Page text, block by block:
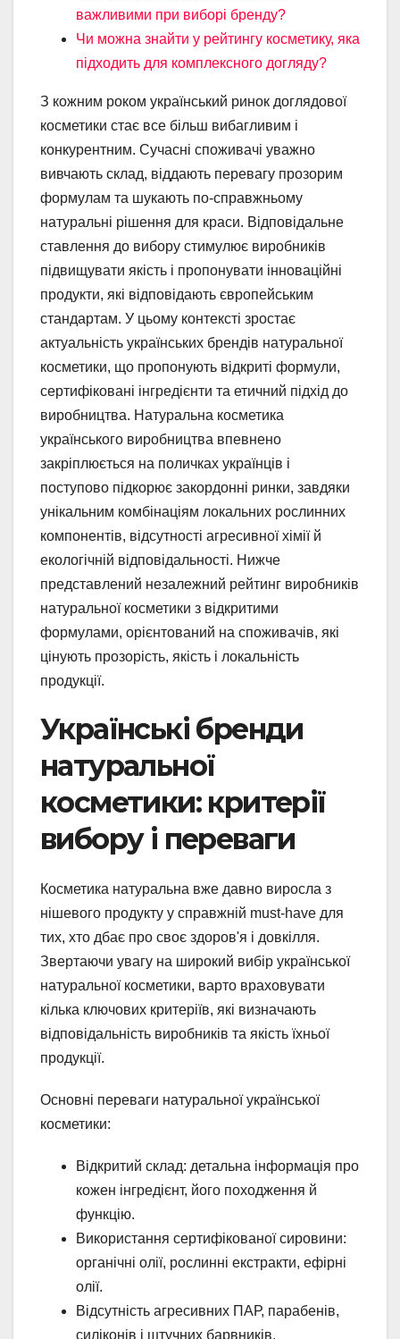
важливими при виборі бренду?
Чи можна знайти у рейтингу косметику, яка
підходить для комплексного догляду?
З кожним роком український ринок доглядової
косметики стає все більш вибагливим і
конкурентним. Сучасні споживачі уважно
вивчають склад, віддають перевагу прозорим
формулам та шукають по-справжньому
натуральні рішення для краси. Відповідальне
ставлення до вибору стимулює виробників
підвищувати якість і пропонувати інноваційні
продукти, які відповідають європейським
стандартам. У цьому контексті зростає
актуальність українських брендів натуральної
косметики, що пропонують відкриті формули,
сертифіковані інгредієнти та етичний підхід до
виробництва. Натуральна косметика
українського виробництва впевнено
закріплюється на поличках українців і
поступово підкорює закордонні ринки, завдяки
унікальним комбінаціям локальних рослинних
компонентів, відсутності агресивної хімії й
екологічній відповідальності. Нижче
представлений незалежний рейтинг виробників
натуральної косметики з відкритими
формулами, орієнтований на споживачів, які
цінують прозорість, якість і локальність
продукції.
Українські бренди
натуральної
косметики: критерії
вибору і переваги
Косметика натуральна вже давно виросла з
нішевого продукту у справжній must-have для
тих, хто дбає про своє здоров'я і довкілля.
Звертаючи увагу на широкий вибір української
натуральної косметики, варто враховувати
кілька ключових критеріїв, які визначають
відповідальність виробників та якість їхньої
продукції.
Основні переваги натуральної української
косметики:
Відкритий склад: детальна інформація про
кожен інгредієнт, його походження й
функцію.
Використання сертифікованої сировини:
органічні олії, рослинні екстракти, ефірні
олії.
Відсутність агресивних ПАР, парабенів,
силіконів і штучних барвників.